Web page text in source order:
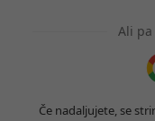
Ali
Če nadaljujete, se